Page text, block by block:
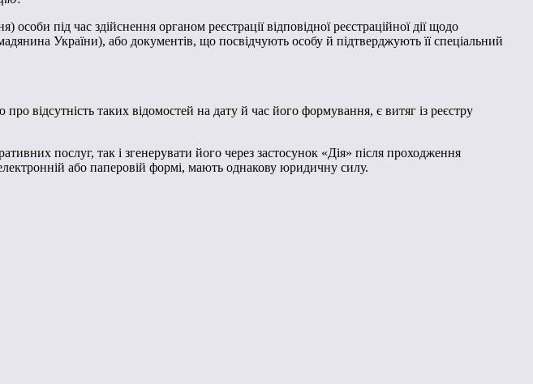
під час здійснення органом реєстрації відповідної реєстраційної дії щодо
України), або документів, що посвідчують особу й підтверджують її спеціальний
відсутність таких відомостей на дату й час його формування, є витяг із реєстру
послуг, так і згенерувати його через застосунок «Дія» після проходження
або паперовій формі, мають однакову юридичну силу.